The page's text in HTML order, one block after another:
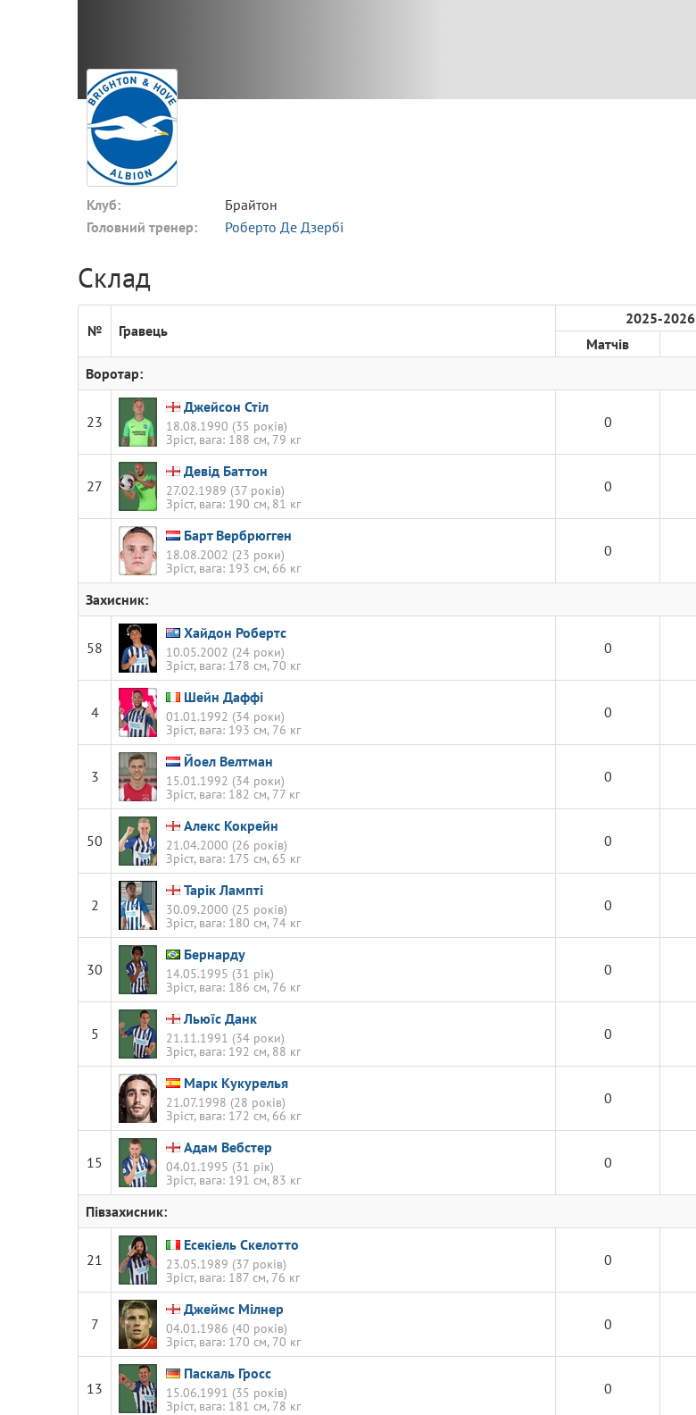
Клуб:
Брайтон
Головний тренер:
Роберто Де Дзербі
Склад
№ Гравець
2025-2026
Матчів
Воротар:
23
Джейсон Стіл
18.08.1990 (35 років)
Зріст, вага: 188 см, 79 кг
0
27
Девід Баттон
27.02.1989 (37 років)
Зріст, вага: 190 см, 81 кг
0
Барт Вербрюгген
18.08.2002 (23 роки)
Зріст, вага: 193 см, 66 кг
0
Захисник:
58
Хайдон Робертс
10.05.2002 (24 роки)
Зріст, вага: 178 см, 70 кг
0
4
Шейн Даффі
01.01.1992 (34 роки)
Зріст, вага: 193 см, 76 кг
0
3
Йоел Велтман
15.01.1992 (34 роки)
Зріст, вага: 182 см, 77 кг
0
50
Алекс Кокрейн
21.04.2000 (26 років)
Зріст, вага: 175 см, 65 кг
0
2
Тарік Лампті
30.09.2000 (25 років)
Зріст, вага: 180 см, 74 кг
0
30
Бернарду
14.05.1995 (31 рік)
Зріст, вага: 186 см, 76 кг
0
5
Льюїс Данк
21.11.1991 (34 роки)
Зріст, вага: 192 см, 88 кг
0
Марк Кукурелья
21.07.1998 (28 років)
Зріст, вага: 172 см, 66 кг
0
15
Адам Вебстер
04.01.1995 (31 рік)
Зріст, вага: 191 см, 83 кг
0
Півзахисник:
21
Есекіель Скелотто
23.05.1989 (37 років)
Зріст, вага: 187 см, 76 кг
0
7
Джеймс Мілнер
04.01.1986 (40 років)
Зріст, вага: 170 см, 70 кг
0
13
Паскаль Гросс
15.06.1991 (35 років)
Зріст, вага: 181 см, 78 кг
0